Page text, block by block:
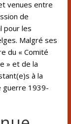
venues entre
de
pour les
Malgré ses
du « Comité
» et de la
à la
guerre 1939-